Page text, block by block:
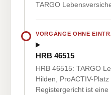
TARGO
VORGÄNGE OHNE
HRB 46515
HRB 46515: TARGO
Hilden, ProACTIV-
Registergericht ist